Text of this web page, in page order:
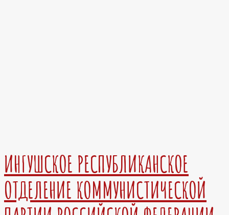
ИНГУШСКОЕ РЕСПУБЛИКАНСКОЕ
ОТДЕЛЕНИЕ КОММУНИСТИЧЕСКОЙ